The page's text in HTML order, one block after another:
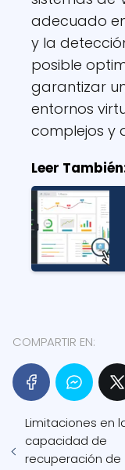
adecuado
y la
posible
garantizar
entornos
complejos y
Leer
COMPARTIR EN:
Limitaciones en
capacidad de
recuperación de